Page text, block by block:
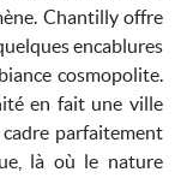
Chantilly offre
encablures
cosmopolite.
en fait une ville
parfaitement
là où le nature